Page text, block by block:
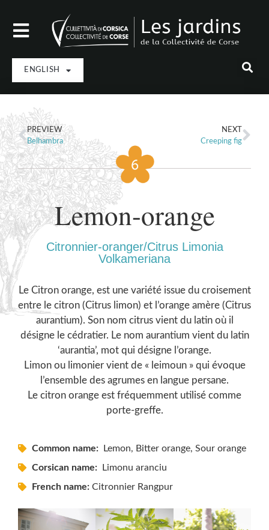
ENGLISH
PREVIEW
Belhambra
NEXT
Creeping fig
Lemon-orange
Citronnier-oranger/Citrus Limonia
Volkameriana
Le Citron orange, est une variété issue du croisement
entre le citron (Citrus limon) et l’orange amère (Citrus
aurantium). Son nom citrus vient du latin où il
désigne le cédratier. Le nom aurantium vient du latin
‘aurantia’, mot qui désigne l’orange.
Limon ou limonier vient de « leimoun » qui évoque
l’ensemble des agrumes en langue persane.
Le citron orange est fréquemment utilisé comme
porte-greffe.
Common name:
Lemon, Bitter orange, Sour orange
Corsican name:
Limonu aranciu
French name:Citronnier Rangpur